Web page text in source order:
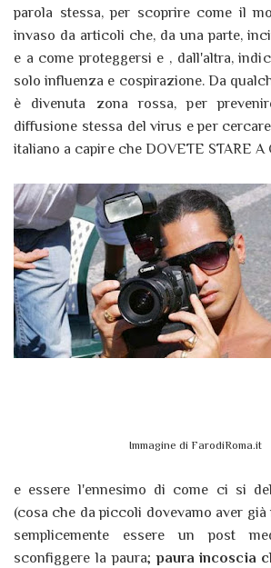
parola stessa, per scoprire come il
invaso da articoli che, da una parte,
e a come proteggersi e , dall'altra,
solo influenza e cospirazione. Da
è divenuta zona rossa, per
diffusione stessa del virus e per
italiano a capire che DOVETE STARE A
Immagine di FarodiRoma.it
e essere l'ennesimo di come ci si
(cosa che da piccoli dovevamo aver già
semplicemente essere un post
sconfiggere la paura;paura incoscia